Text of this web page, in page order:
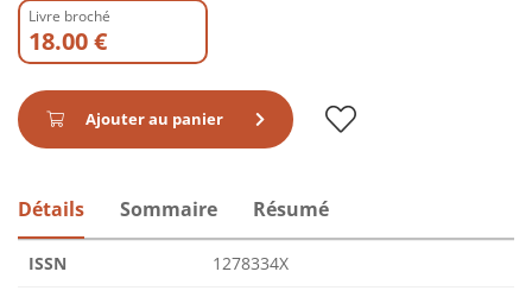
Livre broché
18.00 €
Ajouter au panier
Détails Sommaire Résumé
ISSN 1278334X